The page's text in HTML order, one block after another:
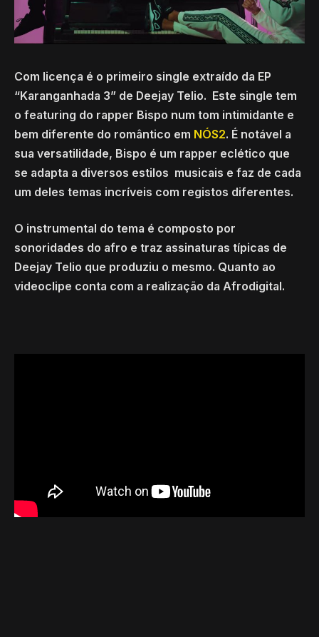
Com licença é o primeiro single extraído da EP
“Karanganhada 3” de Deejay Telio. Este single tem
o featuring do rapper Bispo num tom intimidante e
bem diferente do romântico em NÓS2. É notável a
sua versatilidade, Bispo é um rapper eclético que
se adapta a diversos estilos musicais e faz de cada
um deles temas incríveis com registos diferentes.
O instrumental do tema é composto por
sonoridades do afro e traz assinaturas típicas de
Deejay Telio que produziu o mesmo. Quanto ao
videoclipe conta com a realização da Afrodigital.